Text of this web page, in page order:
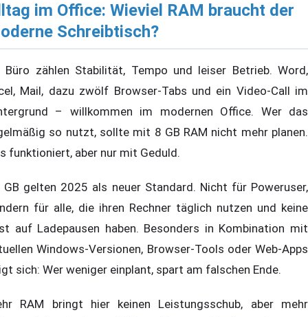
im Office: Wieviel RAM braucht der
Schreibtisch?
Büro zählen Stabilität, Tempo und leiser Betrieb. Word,
Mail, dazu zwölf Browser-Tabs und ein Video-Call im
– willkommen im modernen Office. Wer das
so nutzt, sollte mit 8 GB RAM nicht mehr planen.
funktioniert, aber nur mit Geduld.
GB gelten 2025 als neuer Standard. Nicht für Poweruser,
für alle, die ihren Rechner täglich nutzen und keine
auf Ladepausen haben. Besonders in Kombination mit
Windows-Versionen, Browser-Tools oder Web-Apps
sich: Wer weniger einplant, spart am falschen Ende.
RAM bringt hier keinen Leistungsschub, aber mehr